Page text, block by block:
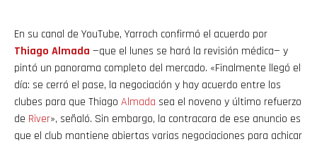
En su canal de YouTube, Yarroch confirmó el acuerdo por
Thiago Almada —que el lunes se hará la revisión médica— y
pintó un panorama completo del mercado. «Finalmente llegó el
día: se cerró el pase, la negociación y hay acuerdo entre los
clubes para que Thiago Almada sea el noveno y último refuerzo
de River», señaló. Sin embargo, la contracara de ese anuncio es
que el club mantiene abiertas varias negociaciones para achicar